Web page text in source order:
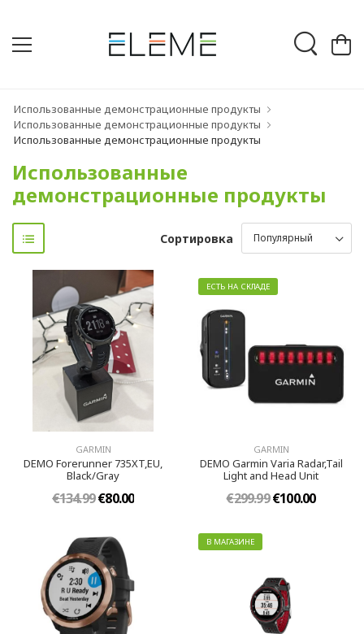
Использованные демонстрационные продукты
Использованные демонстрационные продукты
Использованные демонстрационные продукты
Использованные
демонстрационные продукты
Сортировка
GARMIN
DEMO Forerunner 735XT,EU,
Black/Gray
€134.99€80.00
ЕСТЬ НА СКЛАДЕ
GARMIN
DEMO Garmin Varia Radar,Tail
Light and Head Unit
€299.99€100.00
В МАГАЗИНЕ